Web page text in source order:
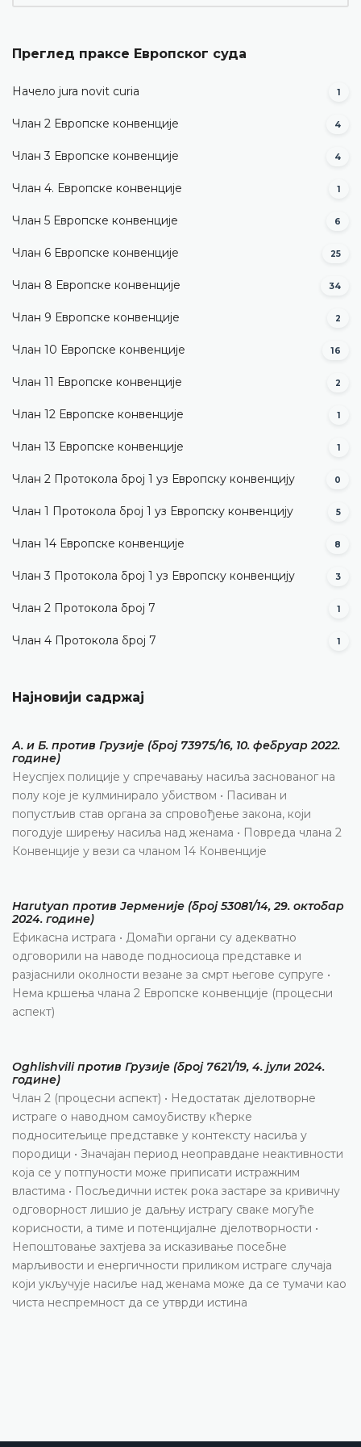
Преглед праксе Европског суда
Начело jura novit curia 1
Члан 2 Европске конвенције 4
Члан 3 Европске конвенције 4
Члан 4. Европске конвенције 1
Члан 5 Европске конвенције 6
Члан 6 Европске конвенције 25
Члан 8 Европске конвенције 34
Члан 9 Европске конвенције 2
Члан 10 Европске конвенције 16
Члан 11 Европске конвенције 2
Члан 12 Европске конвенције 1
Члан 13 Европске конвенције 1
Члан 2 Протокола број 1 уз Европску конвенцију 0
Члан 1 Протокола број 1 уз Европску конвенцију 5
Члан 14 Европске конвенције 8
Члан 3 Протокола број 1 уз Европску конвенцију 3
Члан 2 Протокола број 7 1
Члан 4 Протокола број 7 1
Најновији садржај
А. и Б. против Грузије (број 73975/16, 10. фебруар 2022.
године)
Неуспјех полиције у спречавању насиља заснованог на
полу које је кулминирало убиством • Пасиван и
попустљив став органа за спровођење закона, који
погодује ширењу насиља над женама • Повреда члана 2
Конвенције у вези са чланом 14 Конвенције
Harutyan против Јерменије (број 53081/14, 29. октобар
2024. године)
Ефикасна истрага • Домаћи органи су адекватно
одговорили на наводе подносиоца представке и
разјаснили околности везане за смрт његове супруге •
Нема кршења члана 2 Европске конвенције (процесни
аспект)
Oghlishvili против Грузије (број 7621/19, 4. јули 2024.
године)
Члан 2 (процесни аспект) • Недостатак дјелотворне
истраге о наводном самоубиству кћерке
подноситељице представке у контексту насиља у
породици • Значајан период неоправдане неактивности
која се у потпуности може приписати истражним
властима • Посљедични истек рока застаре за кривичну
одговорност лишио је даљњу истрагу сваке могуће
корисности, а тиме и потенцијалне дјелотворности •
Непоштовање захтјева за исказивање посебне
марљивости и енергичности приликом истраге случаја
који укључује насиље над женама може да се тумачи као
чиста неспремност да се утврди истина